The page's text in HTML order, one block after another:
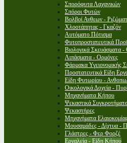
Σπορόφυτα Λαχανικών
Σπόροι Φυτών
Βολβοί Ανθεων -
Χλοοτάπητας - Γκαζόν
Αυτόματο Πότισμα
Φυτοπροστατευτικά
Βιολογικά Σκευάσματα
Λιπάσματα - Ορμόνες
Φάρμακα Υγειονομικής
Προστατευτικά Είδη
Είδη Φυτωρίου -
Οικολογικά Δοχεία -
Μηχανήματα Κήπου
Ψεκαστικά
Ψεκαστήρες
Μηχανήματα
Μουσαμάδες - Δίχτυα -
Γλάστρες - Φερ Φορζέ
Εργαλεία - Είδη Κήπου